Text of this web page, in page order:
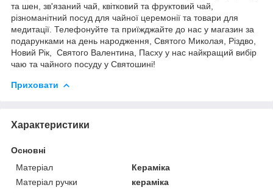
та шен, зв'язаний чай, квітковий та фруктовий чай,
різноманітний посуд для чайної церемонії та товари для
медитації. Телефонуйте та приїжджайте до нас у магазин за
подарунками на день народження, Святого Миколая, Різдво,
Новий Рік, Святого Валентина, Пасху у нас найкращий вибір
чаю та чайного посуду у Святошині!
Приховати
Характеристики
Основні
Матеріал
Кераміка
Матеріал ручки
кераміка